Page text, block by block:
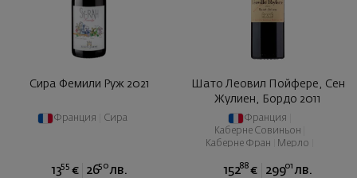
Сира Фемили Руж 2021
Франция Сира
1355 € 2650 лв.
Шато Леовил Пойфере, Сен
Жулиен, Бордо 2011
Франция
Каберне Совиньон
Каберне Фран
Мерло
15288 € 29901 лв.